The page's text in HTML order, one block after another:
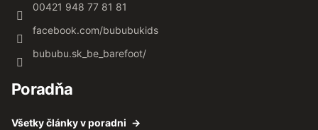
00421 948 77 81 81
facebook.com/bububukids
bububu.sk_be_barefoot/
Poradňa
Všetky články v poradni